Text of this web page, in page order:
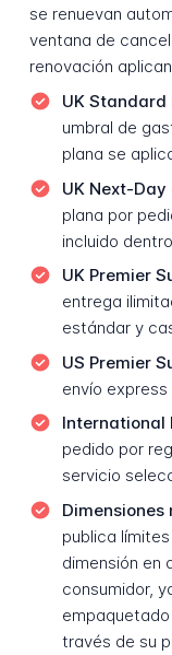
se renuevan
ventana de
renovación
UK Standard
umbral de
plana se
UK Next-
plana por
incluido
UK Premier
entrega
estándar y
US Premier
envío
International
pedido por
servicio
publica
dimensión en
consumidor,
través de su